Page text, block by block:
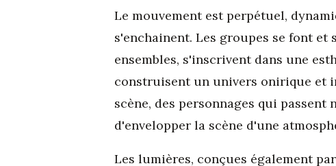
Le mouvement est perpétuel,
s'enchainent. Les groupes se font et
ensembles, s'inscrivent dans une
construisent un univers onirique et
scène, des personnages qui
d'envelopper la scène d'une
Les lumières, conçues également par